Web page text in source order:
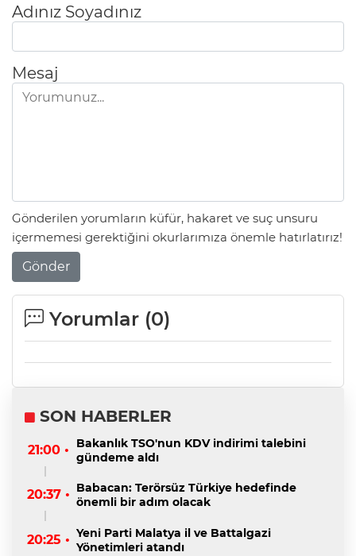
Adınız Soyadınız
Mesaj
Gönderilen yorumların küfür, hakaret ve suç unsuru
içermemesi gerektiğini okurlarımıza önemle hatırlatırız!
Gönder
Yorumlar (0)
SON HABERLER
21:00 •
Bakanlık TSO'nun KDV indirimi talebini
gündeme aldı
20:37 • Babacan: Terörsüz Türkiye hedefinde
önemli bir adım olacak
20:25 • Yeni Parti Malatya il ve Battalgazi
Yönetimleri atandı